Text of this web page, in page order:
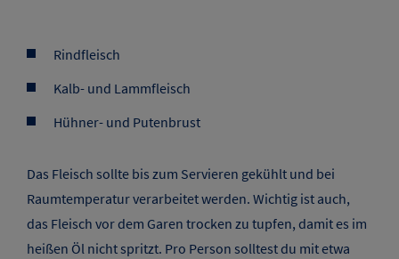
Rindfleisch
Kalb- und Lammfleisch
Hühner- und Putenbrust
Das Fleisch sollte bis zum Servieren gekühlt und bei
Raumtemperatur verarbeitet werden. Wichtig ist auch,
das Fleisch vor dem Garen trocken zu tupfen, damit es im
heißen Öl nicht spritzt. Pro Person solltest du mit etwa